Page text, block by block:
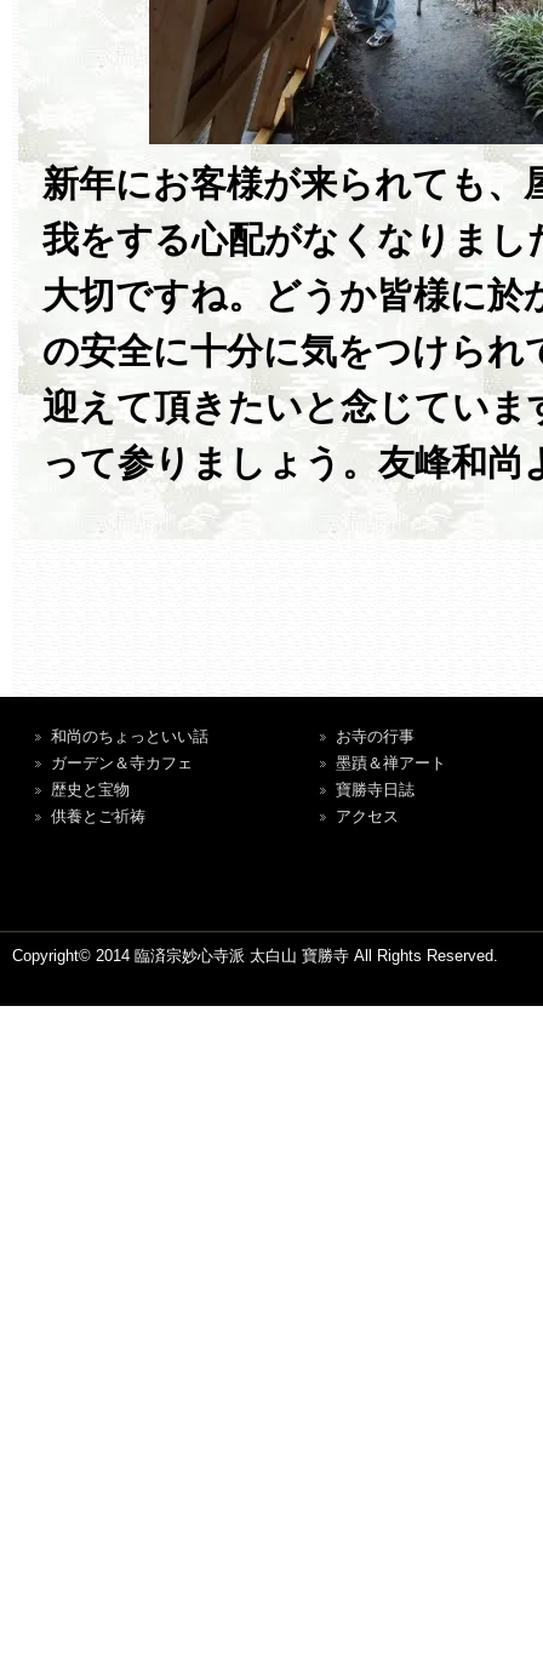
新年にお客様が来られても、
我をする心配がなくなりまし
大切ですね。どうか皆様に於
の安全に十分に気をつけられ
迎えて頂きたいと念じていま
って参りましょう。友峰和尚
和尚のちょっといい話
ガーデン＆寺カフェ
歴史と宝物
供養とご祈祷
お寺の行事
墨蹟＆禅アート
寶勝寺日誌
アクセス
Copyright© 2014 臨済宗妙心寺派 太白山 寶勝寺 All Rights Reserved.